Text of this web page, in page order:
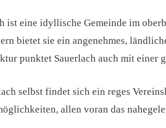
ist eine idyllische Gemeinde im
bietet sie ein angenehmes,
punktet Sauerlach auch mit einer
selbst findet sich ein reges
allen voran das